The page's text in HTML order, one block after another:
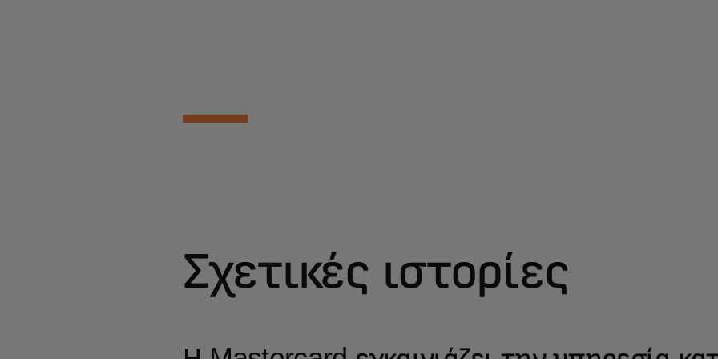
Σχετικές ιστορίες